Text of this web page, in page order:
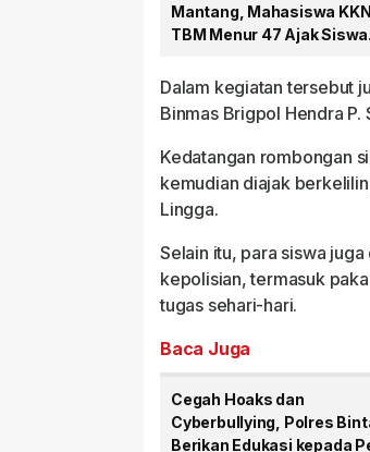
Mantang, Mahasiswa
TBM Menur 47 Ajak Siswa
Dalam kegiatan tersebut
Binmas Brigpol Hendra
Kedatangan rombongan
kemudian diajak
Lingga.
Selain itu, para siswa
kepolisian, termasuk
tugas sehari-hari.
Baca Juga
Cegah Hoaks dan
Cyberbullying, Polres
Berikan Edukasi kepada